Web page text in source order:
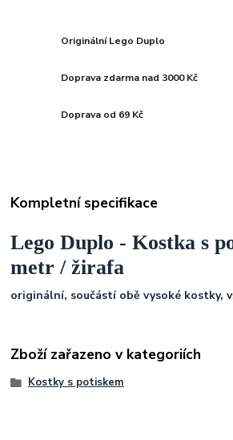
Originální Lego Duplo
Doprava zdarma nad 3000 Kč
Doprava od 69 Kč
Kompletní specifikace
Lego Duplo - Kostka s
metr / žirafa
originální, součástí obě vysoké kostky,
Zboží zařazeno v kategoriích
Kostky s potiskem